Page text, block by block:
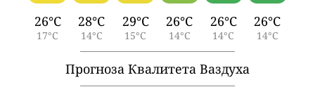
26°C
17°C
28°C
14°C
29°C
15°C
26°C
14°C
26°C
14°C
26°C
14°C
Прогноза Квалитета Ваздуха